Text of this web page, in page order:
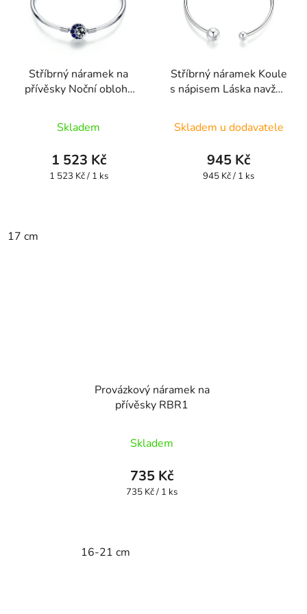
Stříbrný náramek na
přívěsky Noční obloha
Skladem
1 523 Kč
Měrná
1 523 Kč / 1 ks
17 cm
Stříbrný náramek Koule
s nápisem Láska navždy
Skladem u dodavatele
945 Kč
Měrná
945 Kč / 1 ks
Provázkový náramek na
přívěsky RBR1
Skladem
735 Kč
Měrná
735 Kč / 1 ks
16-21 cm